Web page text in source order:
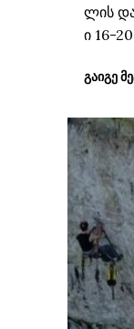
ლის
ი 16-
ᲒᲐᲘᲒᲔ